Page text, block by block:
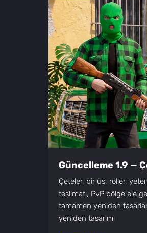
Güncelleme 1.9 —
Çeteler, bir üs, roller,
teslimatı, PvP bölge ele
tamamen yeniden
yeniden tasarımı